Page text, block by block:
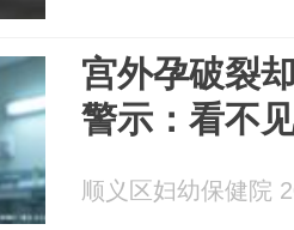
宫外孕破裂
警示：看不
顺义区妇幼保健院